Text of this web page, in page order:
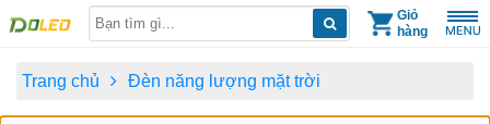
Giỏ
hàng
Trang chủ Đèn năng lượng mặt trời